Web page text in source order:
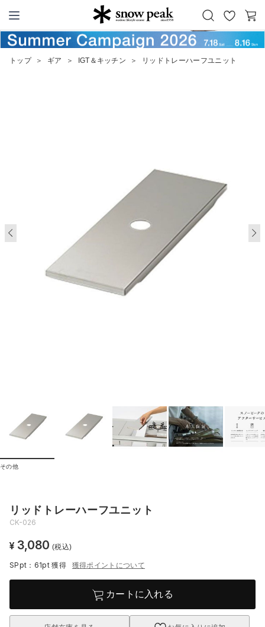
Snow Peak
お
気
カ
ー
トップ ＞ ギア ＞ IGT＆キッチン ＞ リッドトレーハーフユニット
その他
リッドトレーハーフユニット
CK-026
¥ 3,080 (税込)
SPpt：61pt獲得 獲得ポイントについて
カートに入れる